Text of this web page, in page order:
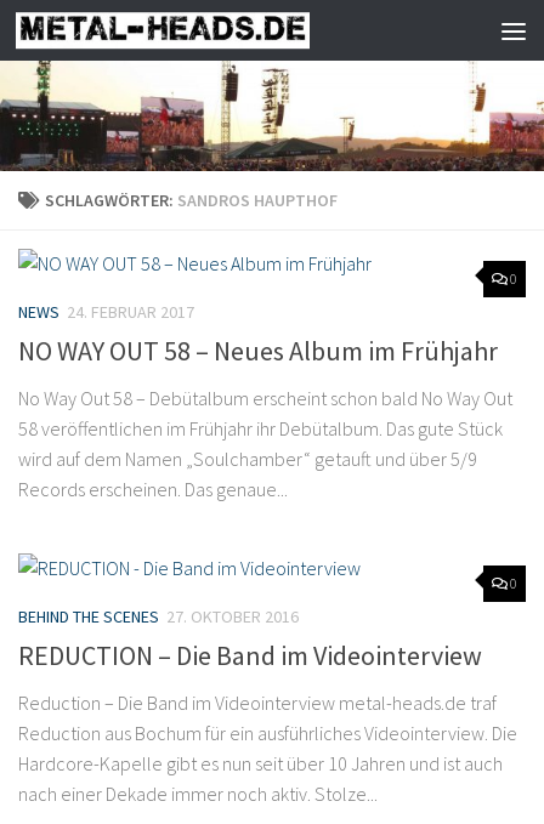
Zum Inhalt springen
SCHLAGWÖRTER: SANDROS HAUPTHOF
0
NEWS 24. FEBRUAR 2017
NO WAY OUT 58 – Neues Album im Frühjahr
No Way Out 58 – Debütalbum erscheint schon bald No Way Out
58 veröffentlichen im Frühjahr ihr Debütalbum. Das gute Stück
wird auf dem Namen „Soulchamber“ getauft und über 5/9
Records erscheinen. Das genaue...
0
BEHIND THE SCENES 27. OKTOBER 2016
REDUCTION – Die Band im Videointerview
Reduction – Die Band im Videointerview metal-heads.de traf
Reduction aus Bochum für ein ausführliches Videointerview. Die
Hardcore-Kapelle gibt es nun seit über 10 Jahren und ist auch
nach einer Dekade immer noch aktiv. Stolze...